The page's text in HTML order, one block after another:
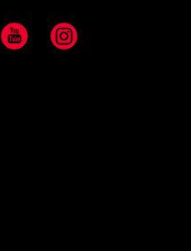
YouTube Instagram